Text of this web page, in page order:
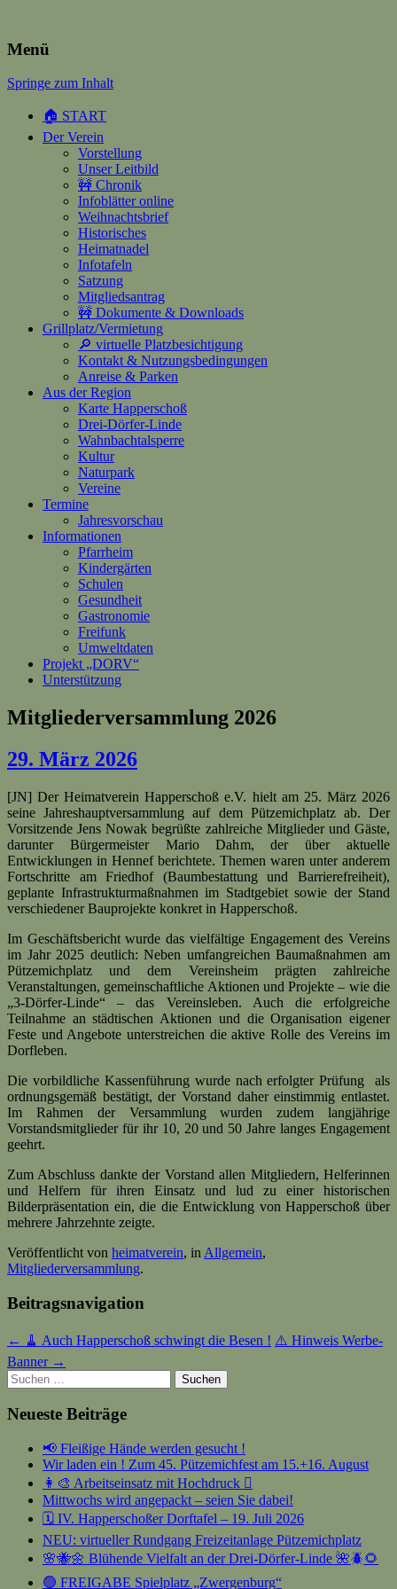
Heimatverein Happerschoss
Suchen
Menü
Springe zum Inhalt
🏠 START
Der Verein
Vorstellung
Unser Leitbild
🚧 Chronik
Infoblätter online
Weihnachtsbrief
Historisches
Heimatnadel
Infotafeln
Satzung
Mitgliedsantrag
🚧 Dokumente & Downloads
Grillplatz/Vermietung
🔎 virtuelle Platzbesichtigung
Kontakt & Nutzungsbedingungen
Anreise & Parken
Aus der Region
Karte Happerschoß
Drei-Dörfer-Linde
Wahnbachtalsperre
Kultur
Naturpark
Vereine
Termine
Jahresvorschau
Informationen
Pfarrheim
Kindergärten
Schulen
Gesundheit
Gastronomie
Freifunk
Umweltdaten
Projekt „DORV“
Unterstützung
Mitgliederversammlung 2026
29. März 2026
[JN] Der Heimatverein Happerschoß e.V. hielt am 25. März 2026
seine Jahreshauptversammlung auf dem Pützemichplatz ab. Der
Vorsitzende Jens Nowak begrüßte zahlreiche Mitglieder und Gäste,
darunter Bürgermeister Mario Dahm, der über aktuelle
Entwicklungen in Hennef berichtete. Themen waren unter anderem
Fortschritte am Friedhof (Baumbestattung und Barrierefreiheit),
geplante Infrastrukturmaßnahmen im Stadtgebiet sowie der Stand
verschiedener Bauprojekte konkret in Happerschoß.
Im Geschäftsbericht wurde das vielfältige Engagement des Vereins
im Jahr 2025 deutlich: Neben umfangreichen Baumaßnahmen am
Pützemichplatz und dem Vereinsheim prägten zahlreiche
Veranstaltungen, gemeinschaftliche Aktionen und Projekte – wie die
„3-Dörfer-Linde“ – das Vereinsleben. Auch die erfolgreiche
Teilnahme an städtischen Aktionen und die Organisation eigener
Feste und Angebote unterstreichen die aktive Rolle des Vereins im
Dorfleben.
Die vorbildliche Kassenführung wurde nach erfolgter Prüfung als
ordnungsgemäß bestätigt, der Vorstand daher einstimmig entlastet.
Im Rahmen der Versammlung wurden zudem langjährige
Vorstandsmitglieder für ihr 10, 20 und 50 Jahre langes Engagement
geehrt.
Zum Abschluss dankte der Vorstand allen Mitgliedern, Helferinnen
und Helfern für ihren Einsatz und lud zu einer historischen
Bilderpräsentation ein, die die Entwicklung von Happerschoß über
mehrere Jahrzehnte zeigte.
Veröffentlicht von heimatverein, in Allgemein,
Mitgliederversammlung.
Beitragsnavigation
← 🧹 Auch Happerschoß schwingt die Besen ! ⚠️ Hinweis Werbe-
Banner →
Suchen
nach:
Neueste Beiträge
📢 Fleißige Hände werden gesucht !
Wir laden ein ! Zum 45. Pützemichfest am 15.+16. August
👩‍🎨 Arbeitseinsatz mit Hochdruck 🫟
Mittwochs wird angepackt – seien Sie dabei!
🗓️ IV. Happerschoßer Dorftafel – 19. Juli 2026
NEU: virtueller Rundgang Freizeitanlage Pützemichplatz
🌸🐝🌼 Blühende Vielfalt an der Drei-Dörfer-Linde 🌺🪲🌻
🟢 FREIGABE Spielplatz „Zwergenburg“